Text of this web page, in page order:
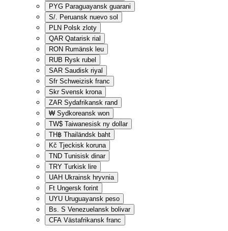
PYG Paraguayansk guarani
S/. Peruansk nuevo sol
PLN Polsk zloty
QAR Qatarisk rial
RON Rumänsk leu
RUB Rysk rubel
SAR Saudisk riyal
Sfr Schweizisk franc
Skr Svensk krona
ZAR Sydafrikansk rand
₩ Sydkoreansk won
TW$ Taiwanesisk ny dollar
TH฿ Thailändsk baht
Kč Tjeckisk koruna
TND Tunisisk dinar
TRY Turkisk lire
UAH Ukrainsk hryvnia
Ft Ungersk forint
UYU Uruguayansk peso
Bs. S Venezuelansk bolivar
CFA Västafrikansk franc